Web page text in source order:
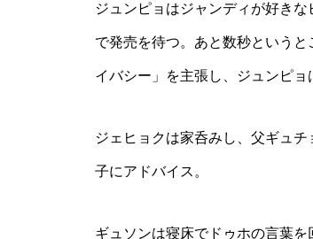
ジュンピョはジャンディが好き
で発売を待つ。あと数秒という
イバシー」を主張し、ジュンピョ
ジェヒョクは家呑みし、父ギュ
子にアドバイス。
ギュソンは寝床でドゥホの言葉